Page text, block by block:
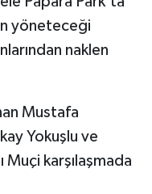
yöneteceği
naklen
Mustafa
Yokuşlu ve
Muçi karşılaşmada